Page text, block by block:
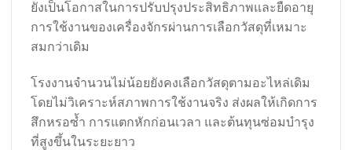
ยังเป็นโอกาสในการปรับปรุงประสิทธิภาพและยืดอายุ
การใช้งานของเครื่องจักรผ่านการเลือกวัสดุที่เหมาะ
สมกว่าเดิม
โรงงานจำนวนไม่น้อยยังคงเลือกวัสดุตามอะไหล่เดิม
โดยไม่วิเคราะห์สภาพการใช้งานจริง ส่งผลให้เกิดการ
สึกหรอซ้ำ การแตกหักก่อนเวลา และต้นทุนซ่อมบำรุง
ที่สูงขึ้นในระยะยาว